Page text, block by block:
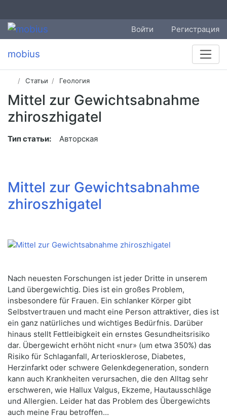
Войти Регистрация
mobius
Статьи Геология
Mittel zur Gewichtsabnahme
zhiroszhigatel
Тип статьи: Авторская
Mittel zur Gewichtsabnahme
zhiroszhigatel
Nach neuesten Forschungen ist jeder Dritte in unserem
Land übergewichtig. Dies ist ein großes Problem,
insbesondere für Frauen. Ein schlanker Körper gibt
Selbstvertrauen und macht eine Person attraktiver, dies ist
ein ganz natürliches und wichtiges Bedürfnis. Darüber
hinaus stellt Fettleibigkeit ein ernstes Gesundheitsrisiko
dar. Übergewicht erhöht nicht «nur» (um etwa 350%) das
Risiko für Schlaganfall, Arteriosklerose, Diabetes,
Herzinfarkt oder schwere Gelenkdegeneration, sondern
kann auch Krankheiten verursachen, die den Alltag sehr
erschweren, wie Hallux Valgus, Ekzeme, Hautausschläge
und Allergien. Leider hat das Problem des Übergewichts
auch meine Frau betroffen...